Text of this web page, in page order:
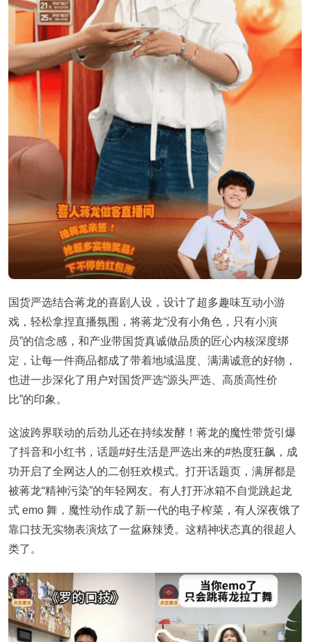
国货严选结合蒋龙的喜剧人设，设计了超多趣味互动小游
戏，轻松拿捏直播氛围，将蒋龙“没有小角色，只有小演
员”的信念感，和产业带国货真诚做品质的匠心内核深度绑
定，让每一件商品都成了带着地域温度、满满诚意的好物，
也进一步深化了用户对国货严选“源头严选、高质高性价
比”的印象。
这波跨界联动的后劲儿还在持续发酵！蒋龙的魔性带货引爆
了抖音和小红书，话题#好生活是严选出来的#热度狂飙，成
功开启了全网达人的二创狂欢模式。打开话题页，满屏都是
被蒋龙“精神污染”的年轻网友。有人打开冰箱不自觉跳起龙
式 emo 舞，魔性动作成了新一代的电子榨菜，有人深夜饿了
靠口技无实物表演炫了一盆麻辣烫。这精神状态真的很超人
类了。